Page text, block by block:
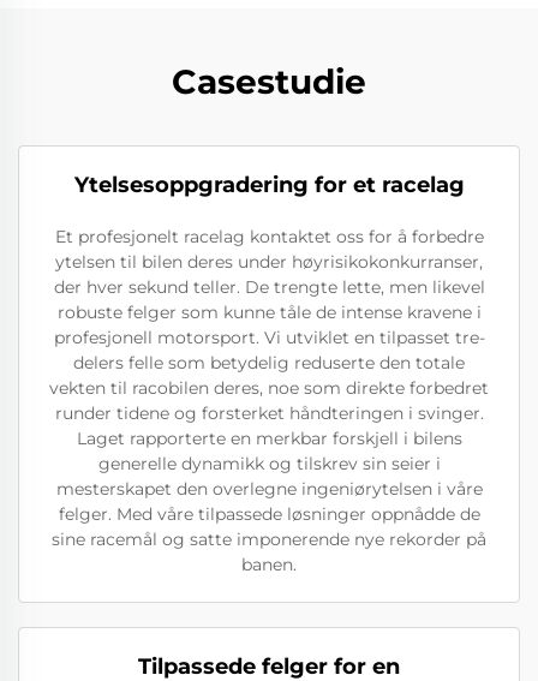
Casestudie
Ytelsesoppgradering for et racelag
Et profesjonelt racelag kontaktet oss for å forbedre
ytelsen til bilen deres under høyrisikokonkurranser,
der hver sekund teller. De trengte lette, men likevel
robuste felger som kunne tåle de intense kravene i
profesjonell motorsport. Vi utviklet en tilpasset tre-
delers felle som betydelig reduserte den totale
vekten til racobilen deres, noe som direkte forbedret
runder tidene og forsterket håndteringen i svinger.
Laget rapporterte en merkbar forskjell i bilens
generelle dynamikk og tilskrev sin seier i
mesterskapet den overlegne ingeniørytelsen i våre
felger. Med våre tilpassede løsninger oppnådde de
sine racemål og satte imponerende nye rekorder på
banen.
Tilpassede felger for en